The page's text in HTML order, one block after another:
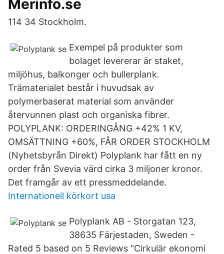
Merinfo.se
114 34 Stockholm.
Exempel på produkter som
bolaget levererar är staket,
miljöhus, balkonger och bullerplank.
Trämaterialet består i huvudsak av
polymerbaserat material som använder
återvunnen plast och organiska fibrer.
POLYPLANK: ORDERINGÅNG +42% 1 KV,
OMSÄTTNING +60%, FÅR ORDER STOCKHOLM
(Nyhetsbyrån Direkt) Polyplank har fått en ny
order från Svevia värd cirka 3 miljoner kronor.
Det framgår av ett pressmeddelande.
Internationell körkort usa
Polyplank AB - Storgatan 123,
38635 Färjestaden, Sweden -
Rated 5 based on 5 Reviews "Cirkulär ekonomi